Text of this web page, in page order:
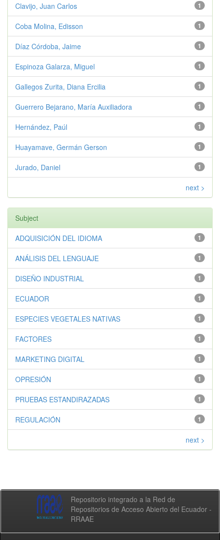
1
Clavijo, Juan Carlos
1
Coba Molina, Edisson
1
Díaz Córdoba, Jaime
1
Espinoza Galarza, Miguel
1
Gallegos Zurita, Diana Ercilia
1
Guerrero Bejarano, María Auxiliadora
1
Hernández, Paúl
1
Huayamave, Germán Gerson
1
Jurado, Daniel
next >
Subject
1
ADQUISICIÓN DEL IDIOMA
1
ANÁLISIS DEL LENGUAJE
1
DISEÑO INDUSTRIAL
1
ECUADOR
1
ESPECIES VEGETALES NATIVAS
1
FACTORES
1
MARKETING DIGITAL
1
OPRESIÓN
1
PRUEBAS ESTANDIRAZADAS
1
REGULACIÓN
next >
Repositorio integrado a la Red de
Repositorios de Acceso Abierto del Ecuador -
RRAAE